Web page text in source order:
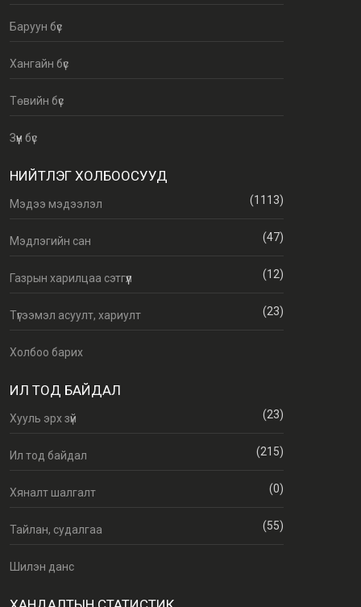
Баруун бүс
Хангайн бүс
Төвийн бүс
Зүүн бүс
НИЙТЛЭГ ХОЛБООСУУД
Мэдээ мэдээлэл (1113)
Мэдлэгийн сан (47)
Газрын харилцаа сэтгүүл (12)
Түгээмэл асуулт, хариулт (23)
Холбоо барих
ИЛ ТОД БАЙДАЛ
Хууль эрх зүй (23)
Ил тод байдал (215)
Хяналт шалгалт (0)
Тайлан, судалгаа (55)
Шилэн данс